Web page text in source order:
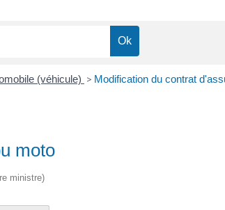
(véhicule) > Modification du contrat
moto
ministre)